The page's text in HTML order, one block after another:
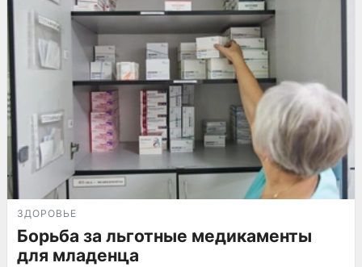
ЗДОРОВЬЕ
Борьба за льготные медикаменты
для младенца